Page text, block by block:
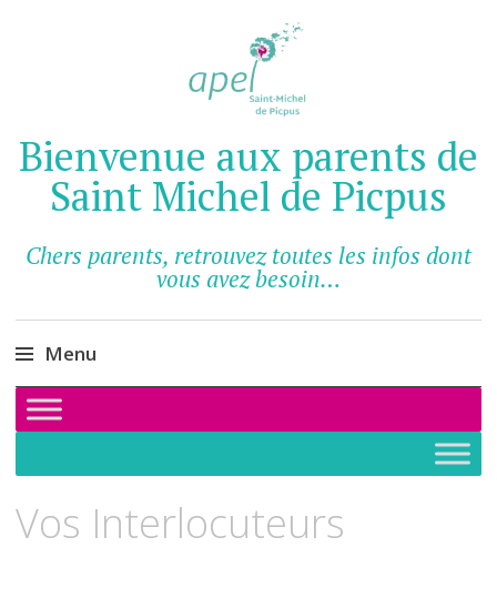
Bienvenue aux parents de
Saint Michel de Picpus
Chers parents, retrouvez toutes les infos dont
vous avez besoin…
Menu
Vos Interlocuteurs